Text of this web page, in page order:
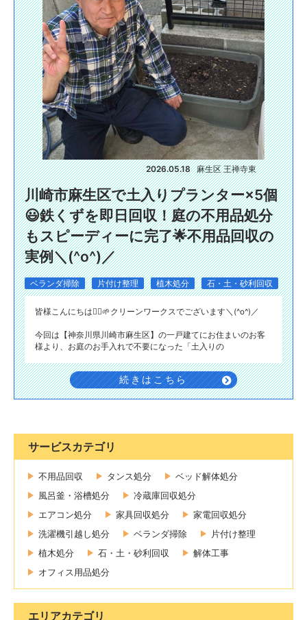
2026.05.18 麻生区 王禅寺東
川崎市麻生区で土入りプランター×5個
😃鉄くずを即日回収！庭の不用品処分
もスピーディーに完了🌟不用品回収の
実例＼(^o^)／
ベランダ掃除 片付け整理 植木処分 石・土・砂利回収
皆様こんにちは🙂‍↕️🌱クリーンワークスでございます＼(^o^)／
今回は【神奈川県川崎市麻生区】の一戸建てにお住まいのお客
様より、お庭のお手入れで不要になった「土入りの
続きはこちら
サービスカテゴリ
不用品回収 タンス処分
ベッド解体処分
風呂釜・浴槽処分
冷蔵庫回収処分
エアコン処分
家具回収処分
家電回収処分
洗濯機引越し処分
ベランダ掃除
片付け整理
植木処分
石・土・砂利回収
解体工事
オフィス用品処分
エリアカテゴリ